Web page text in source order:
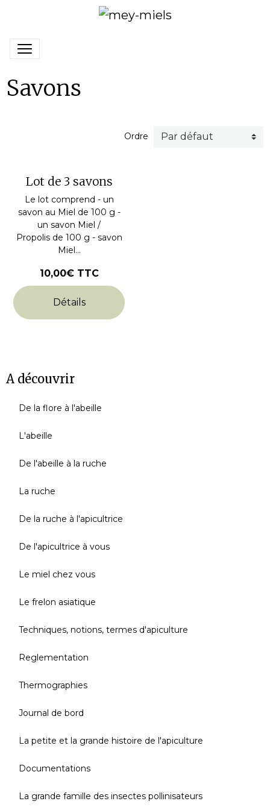
Savons
Ordre
Lot de 3 savons
Le lot comprend - un
savon au Miel de 100 g -
un savon Miel /
Propolis de 100 g - savon
Miel...
10,00€ TTC
Détails
A découvrir
De la flore à l'abeille
L'abeille
De l'abeille à la ruche
La ruche
De la ruche à l'apicultrice
De l'apicultrice à vous
Le miel chez vous
Le frelon asiatique
Techniques, notions, termes d'apiculture
Reglementation
Thermographies
Journal de bord
La petite et la grande histoire de l'apiculture
Documentations
La grande famille des insectes pollinisateurs